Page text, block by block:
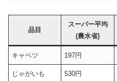
品目
スーパー平均
(農水省)
キャベツ 197円
じゃがいも 530円